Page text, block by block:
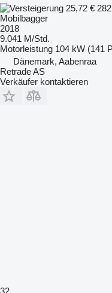
25,72 €
Mobilbagger
2018
9.041 M/Std.
Motorleistung 104 kW (141
Dänemark, Aabenraa
Retrade AS
Verkäufer kontaktieren
32